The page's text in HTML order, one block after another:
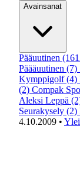
Avainsanat
Pääuutinen
Päääuutinen (7)
Kymppigolf (4)
(2) Compak
Aleksi Leppä
Seurakysely (2)
4.10.2009 •